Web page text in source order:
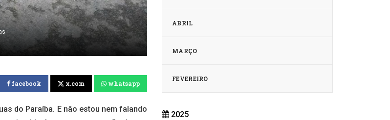
facebook x.com whatsapp
do Paraíba. E não estou nem falando
ABRIL
MARÇO
FEVEREIRO
2025